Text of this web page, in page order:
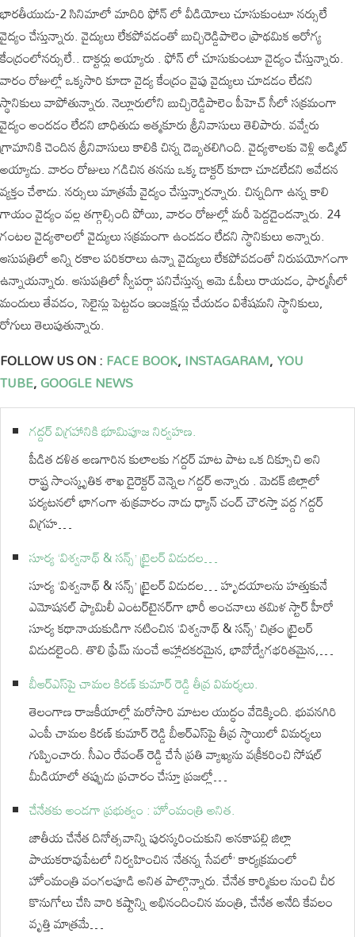
భారతీయుడు-2 సినిమాలో మాదిరి ఫోన్ లో వీడియోలు చూసుకుంటూ నర్సులే
వైద్యం చేస్తున్నారు. వైద్యులు లేకపోవడంతో బుచ్చిరెడ్డిపాలెం ప్రాథమిక ఆరోగ్య
కేంద్రంలోనర్సులే.. డాక్టర్లు అయ్యారు . ఫోన్ లో చూసుకుంటూ వైద్యం చేస్తున్నారు.
వారం రోజుల్లో ఒక్కసారి కూడా వైద్య కేంద్రం వైపు వైద్యులు చూడడం లేదని
స్థానికులు వాపోతున్నారు. నెల్లూరులోని బుచ్చిరెడ్డిపాలెం పీహెచ్ సీలో సక్రమంగా
వైద్యం అందడం లేదని బాధితుడు ఆత్మకూరు శ్రీనివాసులు తెలిపారు. వవ్వేరు
గ్రామానికి చెందిన శ్రీనివాసులు కాలికి చిన్న దెబ్బతలిగింది. వైద్యశాలకు వెళ్లి అడ్మిట్
అయ్యాడు. వారం రోజులు గడిచిన తనను ఒక్క డాక్టర్ కూడా చూడలేదని ఆవేదన
వ్యక్తం చేశాడు. నర్సులు మాత్రమే వైద్యం చేస్తున్నారన్నారు. చిన్నదిగా ఉన్న కాలి
గాయం వైద్యం వల్ల తగ్గాల్సింది పోయి, వారం రోజుల్లో మరీ పెద్దదైందన్నారు. 24
గంటల వైద్యశాలలో వైద్యులు సక్రమంగా ఉండడం లేదని స్థానికులు అన్నారు.
ఆసుపత్రిలో అన్ని రకాల పరికరాలు ఉన్నా వైద్యులు లేకపోవడంతో నిరుపయోగంగా
ఉన్నాయన్నారు. ఆసుపత్రిలో స్వీపర్గా పనిచేస్తున్న ఆమె ఓపీలు రాయడం, ఫార్మసీలో
మందులు తేవడం, సెలైన్లు పెట్టడం ఇంజక్షన్లు చేయడం విశేషమని స్థానికులు,
రోగులు తెలుపుతున్నారు.
FOLLOW US ON :FACE BOOK,INSTAGARAM,YOU
TUBE,GOOGLE NEWS
గద్దర్ విగ్రహానికి భూమిపూజ నిర్వహణ.
పీడిత దళిత అణగారిన కులాలకు గద్దర్ మాట పాట ఒక దిక్సూచి అని
రాష్ట్ర సాంస్కృతిక శాఖ డైరెక్టర్ వెన్నెల గద్దర్ అన్నారు . మెదక్ జిల్లాలో
పర్యటనలో భాగంగా శుక్రవారం నాడు ధ్యాన్ చంద్ చౌరస్తా వద్ద గద్దర్
విగ్రహ…
సూర్య ‘విశ్వనాథ్ & సన్స్’ ట్రైలర్ విడుదల…
సూర్య ‘విశ్వనాథ్ & సన్స్’ ట్రైలర్ విడుదల… హృదయాలను హత్తుకునే
ఎమోషనల్ ఫ్యామిలీ ఎంటర్‌టైనర్‌గా భారీ అంచనాలు తమిళ స్టార్ హీరో
సూర్య కథానాయకుడిగా నటించిన ‘విశ్వనాథ్ & సన్స్’ చిత్రం ట్రైలర్
విడుదలైంది. తొలి ఫ్రేమ్ నుంచే ఆహ్లాదకరమైన, భావోద్వేగభరితమైన,…
బీఆర్ఎస్‌పై చామల కిరణ్ కుమార్ రెడ్డి తీవ్ర విమర్శలు.
తెలంగాణ రాజకీయాల్లో మరోసారి మాటల యుద్ధం వేడెక్కింది. భువనగిరి
ఎంపీ చామల కిరణ్ కుమార్ రెడ్డి బీఆర్ఎస్‌పై తీవ్ర స్థాయిలో విమర్శలు
గుప్పించారు. సీఎం రేవంత్ రెడ్డి చేసే ప్రతి వ్యాఖ్యను వక్రీకరించి సోషల్
మీడియాలో తప్పుడు ప్రచారం చేస్తూ ప్రజల్లో…
చేనేతకు అండగా ప్రభుత్వం : హోంమంత్రి అనిత.
జాతీయ చేనేత దినోత్సవాన్ని పురస్కరించుకుని అనకాపల్లి జిల్లా
పాయకరావుపేటలో నిర్వహించిన ‘నేతన్న సేవలో’ కార్యక్రమంలో
హోంమంత్రి వంగలపూడి అనిత పాల్గొన్నారు. చేనేత కార్మికుల నుంచి చీర
కొనుగోలు చేసి వారి కష్టాన్ని అభినందించిన మంత్రి, చేనేత అనేది కేవలం
వృత్తి మాత్రమే…